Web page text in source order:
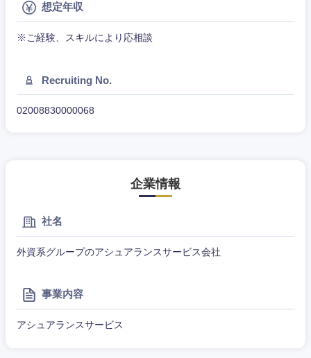
想定年収
※ご経験、スキルにより応相談
Recruiting No.
02008830000068
企業情報
社名
外資系グループのアシュアランスサービス会社
事業内容
アシュアランスサービス
山梨県